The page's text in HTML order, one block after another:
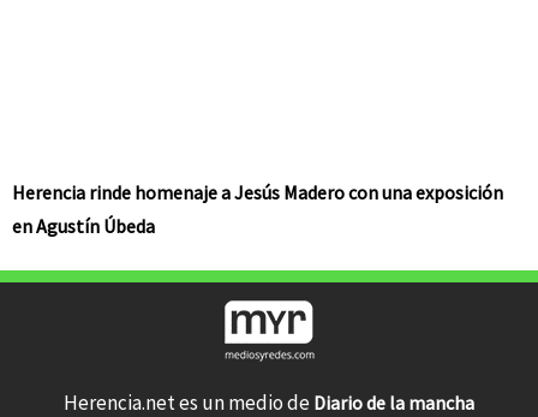
Herencia rinde homenaje a Jesús Madero con una exposición
en Agustín Úbeda
Herencia.net es un medio de Diario de la mancha